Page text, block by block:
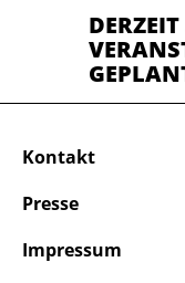
Kontakt
Presse
Impressum